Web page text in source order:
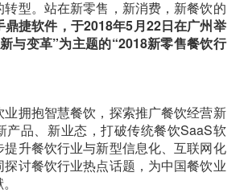
型。站在新零售，新消费，新餐饮的
鼎捷软件，于2018年5月22日在广州举
与变革”为主题的“2018新零售餐饮行
拥抱智慧餐饮，探索推广餐饮经营新
产品、新业态，打破传统餐饮SaaS软
升餐饮行业与新型信息化、互联网化
讨餐饮行业热点话题，为中国餐饮业